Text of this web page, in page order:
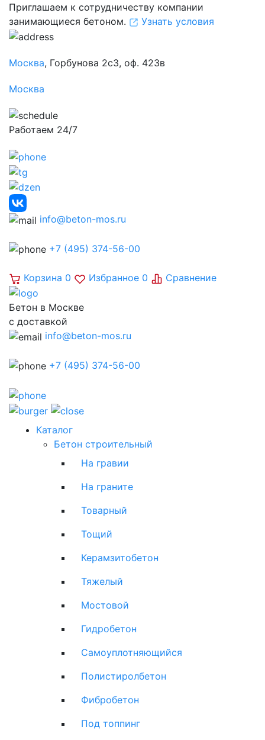
Приглашаем к сотрудничеству компании
занимающиеся бетоном.
Узнать условия
Москва, Горбунова 2с3, оф. 423в
Москва
Работаем 24/7
info@beton-mos.ru
+7 (495) 374-56-00
Корзина 0 Избранное 0 Сравнение
Бетон в Москве
с доставкой
info@beton-mos.ru
+7 (495) 374-56-00
Каталог
Бетон строительный
На гравии
На граните
Товарный
Тощий
Керамзитобетон
Тяжелый
Мостовой
Гидробетон
Самоуплотняющийся
Полистиролбетон
Фибробетон
Под топпинг